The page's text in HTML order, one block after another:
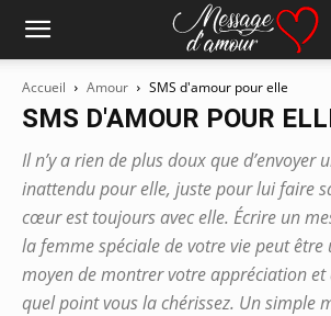
Accueil Amour SMS d'amour pour elle
SMS D'AMOUR POUR
Il n’y a rien de plus doux que d’envoyer
inattendu pour elle, juste pour lui faire
cœur est toujours avec elle. Écrire un
la femme spéciale de votre vie peut être
moyen de montrer votre appréciation
quel point vous la chérissez. Un simple